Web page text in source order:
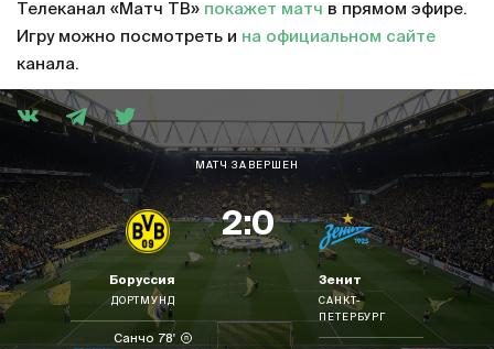
Телеканал «Матч ТВ» покажет матч в прямом эфире.
Игру можно посмотреть и на официальном сайте
канала.
МАТЧ ЗАВЕРШЕН
Боруссия
ДОРТМУНД
Санчо 78'
2:0
Зенит
САНКТ-
ПЕТЕРБУРГ